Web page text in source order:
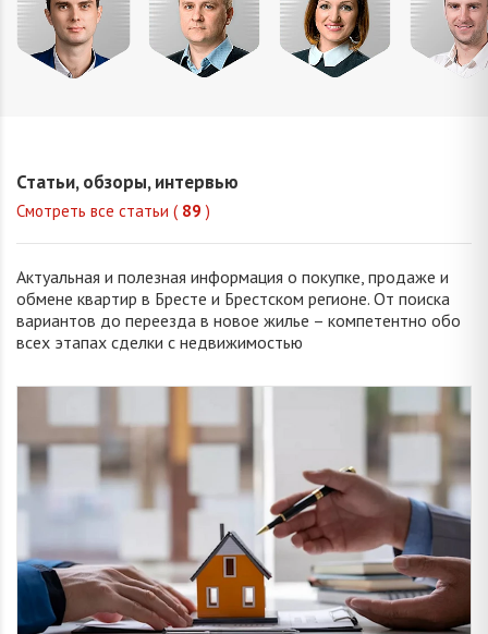
Статьи, обзоры, интервью
Смотреть все статьи ( 89 )
Актуальная и полезная информация о покупке, продаже и
обмене квартир в Бресте и Брестском регионе. От поиска
вариантов до переезда в новое жилье – компетентно обо
всех этапах сделки с недвижимостью